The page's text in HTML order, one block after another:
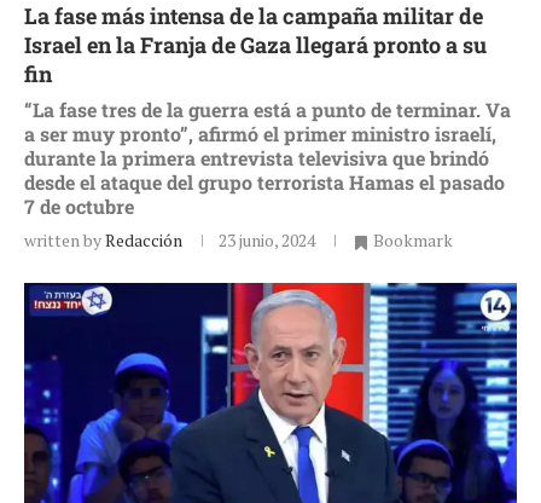
La fase más intensa de la campaña militar de
Israel en la Franja de Gaza llegará pronto a su
fin
“La fase tres de la guerra está a punto de terminar. Va
a ser muy pronto”, afirmó el primer ministro israelí,
durante la primera entrevista televisiva que brindó
desde el ataque del grupo terrorista Hamas el pasado
7 de octubre
written byRedacción 23 junio, 2024 Bookmark